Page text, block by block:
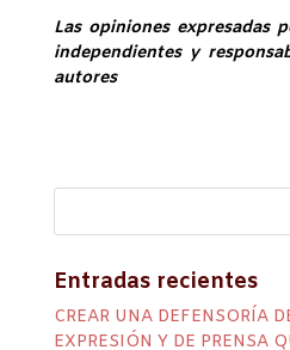
Las opiniones expresadas
independientes y
autores
Entradas recientes
CREAR UNA DEFENSORÍA
EXPRESIÓN Y DE PRENSA